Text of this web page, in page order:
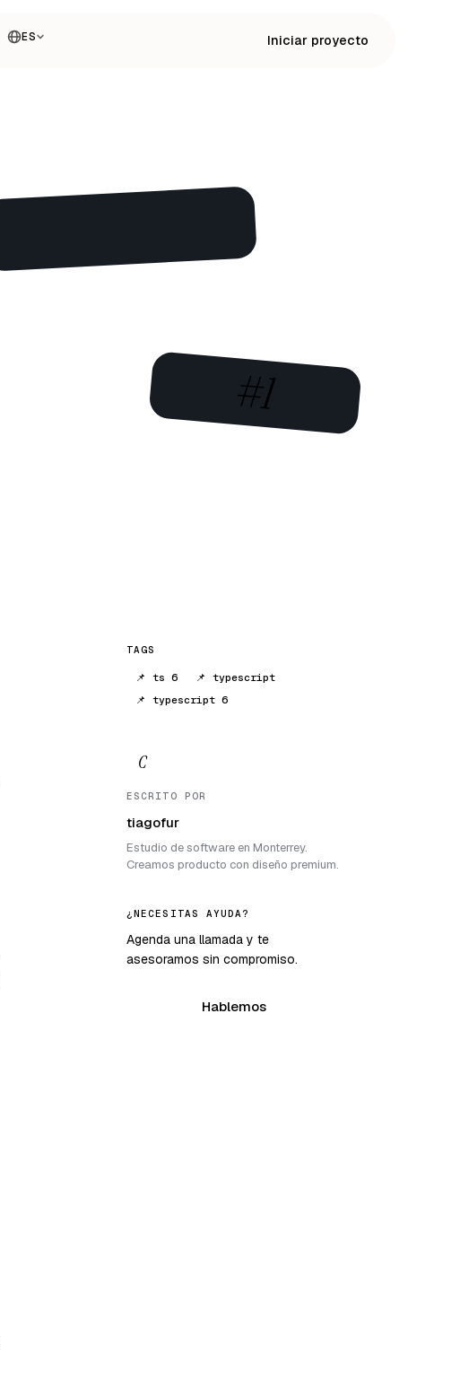
ES Iniciar proyecto
#1
TAGS
📌 ts 6
📌 typescript
📌 typescript 6
C
ESCRITO POR
tiagofur
Estudio de software en Monterrey.
Creamos producto con diseño premium.
¿NECESITAS AYUDA?
Agenda una llamada y te
asesoramos sin compromiso.
Hablemos